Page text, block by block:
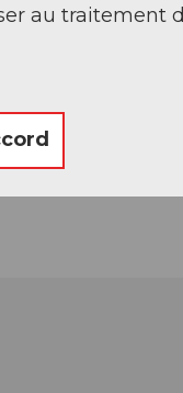
au traitement